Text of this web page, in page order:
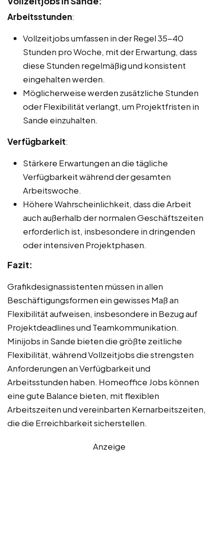
Arbeitsstunden:
Vollzeitjobs umfassen in der Regel 35-40
Stunden pro Woche, mit der Erwartung, dass
diese Stunden regelmäßig und konsistent
eingehalten werden.
Möglicherweise werden zusätzliche Stunden
oder Flexibilität verlangt, um Projektfristen in
Sande einzuhalten.
Verfügbarkeit:
Stärkere Erwartungen an die tägliche
Verfügbarkeit während der gesamten
Arbeitswoche.
Höhere Wahrscheinlichkeit, dass die Arbeit
auch außerhalb der normalen Geschäftszeiten
erforderlich ist, insbesondere in dringenden
oder intensiven Projektphasen.
Fazit:
Grafikdesignassistenten müssen in allen
Beschäftigungsformen ein gewisses Maß an
Flexibilität aufweisen, insbesondere in Bezug auf
Projektdeadlines und Teamkommunikation.
Minijobs in Sande bieten die größte zeitliche
Flexibilität, während Vollzeitjobs die strengsten
Anforderungen an Verfügbarkeit und
Arbeitsstunden haben. Homeoffice Jobs können
eine gute Balance bieten, mit flexiblen
Arbeitszeiten und vereinbarten Kernarbeitszeiten,
die die Erreichbarkeit sicherstellen.
Anzeige